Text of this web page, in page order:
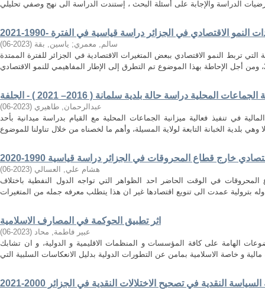
سالم, معمري; ياسين, بقة (
2023-06
)
تربط النمو الاقتصادي ببعض المتغيرات الاقتصادية في الجزائر للفترة الممتدة
المحلية دراسة حالة بلدية سلمانة ( 2016– 2021 ) - الجلفة
عبدالرحمان, طاهيري (
2023-06
)
في تنفيذ فعالية ميزانية الجماعات المحلية مع القيام بدراسة ميدانية بأحد
خارج قطاع المحروقات في الجزائر دراسة قياسية 1990-2020
هشام علي, العسالي (
2023-06
)
المحروقات في الوقت الحاضر احد الظواهر التي تواجه الدول النفطية باختلاف
اثر تطبيق الحوكمة في المصارف الاسلامية
عبير فاطمة, محاد (
2023-06
)
الهامة على كافة المؤسسات و المنظمات الاقليمية و الدولية، و ان تشابك
النقدية في تصحيح الاختلالات النقدية في الجزائر 2000-2021